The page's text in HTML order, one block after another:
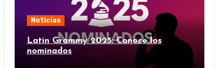
Noticias
Latin Grammy 2025: Conoce los
nominados